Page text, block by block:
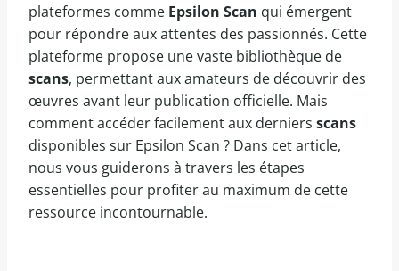
plateformes comme Epsilon Scan qui émergent
pour répondre aux attentes des passionnés. Cette
plateforme propose une vaste bibliothèque de
scans, permettant aux amateurs de découvrir des
œuvres avant leur publication officielle. Mais
comment accéder facilement aux derniers scans
disponibles sur Epsilon Scan ? Dans cet article,
nous vous guiderons à travers les étapes
essentielles pour profiter au maximum de cette
ressource incontournable.